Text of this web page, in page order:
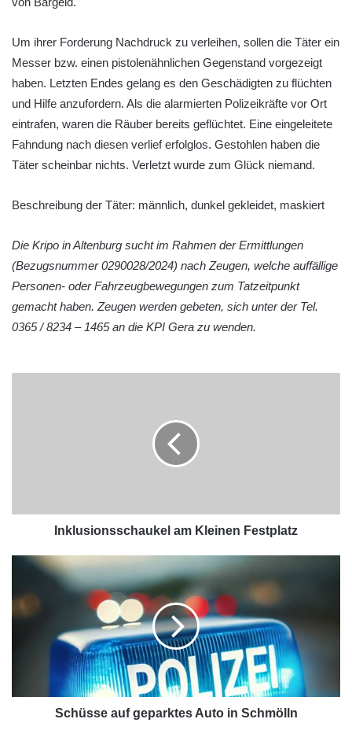
Um ihrer Forderung Nachdruck zu verleihen, sollen die Täter ein
Messer bzw. einen pistolenähnlichen Gegenstand vorgezeigt
haben. Letzten Endes gelang es den Geschädigten zu flüchten
und Hilfe anzufordern. Als die alarmierten Polizeikräfte vor Ort
eintrafen, waren die Räuber bereits geflüchtet. Eine eingeleitete
Fahndung nach diesen verlief erfolglos. Gestohlen haben die
Täter scheinbar nichts. Verletzt wurde zum Glück niemand.
Beschreibung der Täter: männlich, dunkel gekleidet, maskiert
Die Kripo in Altenburg sucht im Rahmen der Ermittlungen
(Bezugsnummer 0290028/2024) nach Zeugen, welche auffällige
Personen- oder Fahrzeugbewegungen zum Tatzeitpunkt
gemacht haben. Zeugen werden gebeten, sich unter der Tel.
0365 / 8234 – 1465 an die KPI Gera zu wenden.
Inklusionsschaukel am Kleinen Festplatz
Schüsse auf geparktes Auto in Schmölln